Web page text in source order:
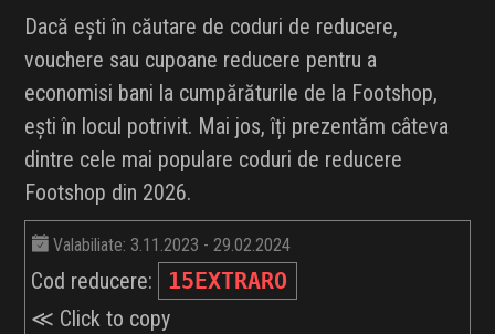
IDEI DE CADOURI
ȘTIRI
FAVORITE
Dacă ești în căutare de coduri de reducere,
vouchere sau cupoane reducere pentru a
economisi bani la cumpărăturile de la Footshop,
ești în locul potrivit. Mai jos, îți prezentăm câteva
dintre cele mai populare coduri de reducere
Footshop din 2026.
Valabiliate: 3.11.2023 - 29.02.2024
Cod reducere:
15EXTRARO
≪ Click to copy